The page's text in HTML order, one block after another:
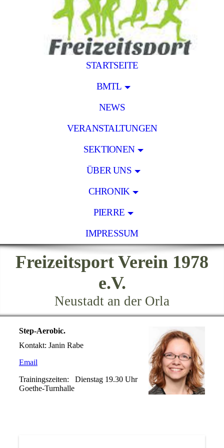
STARTSEITE
BMTL
NEWS
VERANSTALTUNGEN
SEKTIONEN
ÜBER UNS
CHRONIK
PIERRE
IMPRESSUM
Freizeitsport Verein 1978
e.V.
Neustadt an der Orla
Step-Aerobic.
Kontakt: Janin Rabe
Email
Trainingszeiten: Dienstag 19.30 Uhr
Goethe-Turnhalle